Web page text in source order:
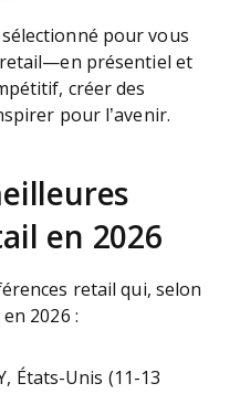
pour vous
retail—en présentiel et
créer des
pour l’avenir.
en 2026
retail qui, selon
2026 :
États-Unis (11-13